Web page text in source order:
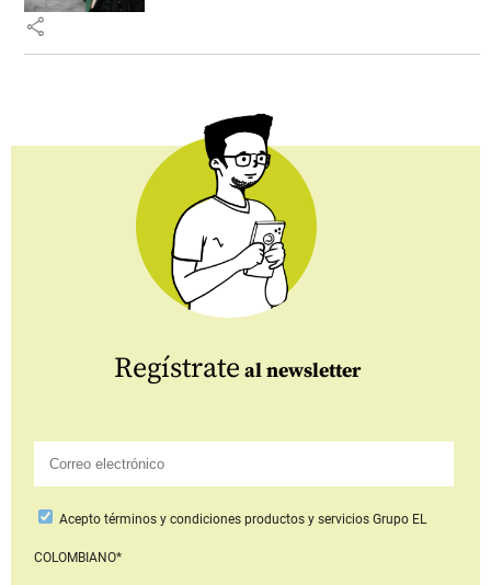
share
Regístrate al newsletter
Aceptotérminos y condiciones productos y serviciosGrupo EL
COLOMBIANO*